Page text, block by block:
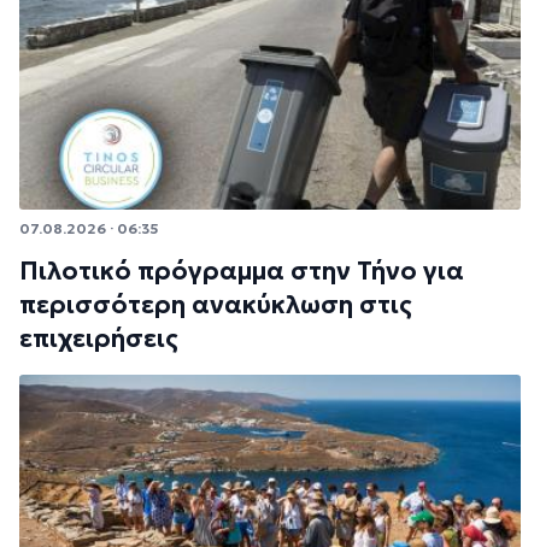
07.08.2026 · 06:35
Πιλοτικό πρόγραμμα στην Τήνο για
περισσότερη ανακύκλωση στις
επιχειρήσεις